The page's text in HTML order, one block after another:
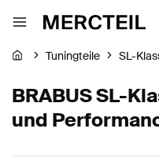
Tuningteile SL-
BRABUS SL-
und